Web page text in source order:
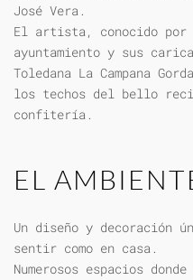
José Vera.
El artista, conocido por
ayuntamiento y sus
Toledana La Campana
los techos del bello
confitería.
EL
Un diseño y decoración
sentir como en casa.
Numerosos espacios